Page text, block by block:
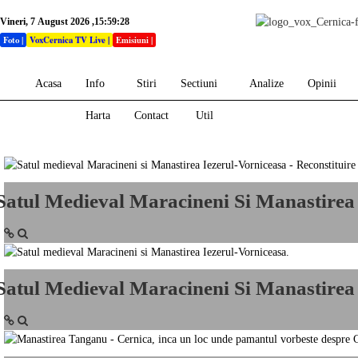
Vineri, 7 August 2026 ,15:59:28
Foto| VoxCernica TV Live| Emisiuni|
Acasa Info Stiri Sectiuni Analize Opinii
Harta Contact Util
Medieval Maracineni Si
Medieval Maracineni Si